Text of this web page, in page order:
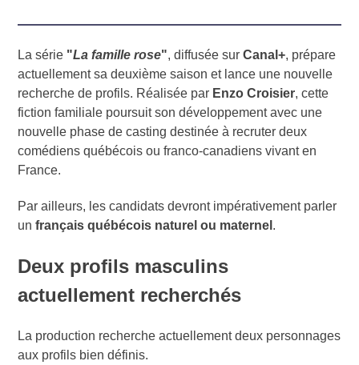
La série "La famille rose", diffusée surCanal+, prépare
actuellement sa deuxième saison et lance une nouvelle
recherche de profils. Réalisée par Enzo Croisier, cette
fiction familiale poursuit son développement avec une
nouvelle phase de casting destinée à recruter deux
comédiens québécois ou franco-canadiens vivant en
France.
Par ailleurs, les candidats devront impérativement parler
unfrançais québécois naturel ou maternel .
Deux profils masculins
actuellement recherchés
La production recherche actuellement deux personnages
aux profils bien définis.